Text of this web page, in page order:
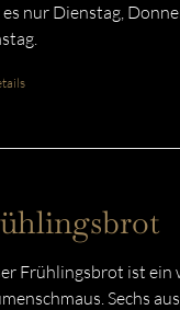
nur Dienstag,
Frühlingsbrot ist ein
Sechs